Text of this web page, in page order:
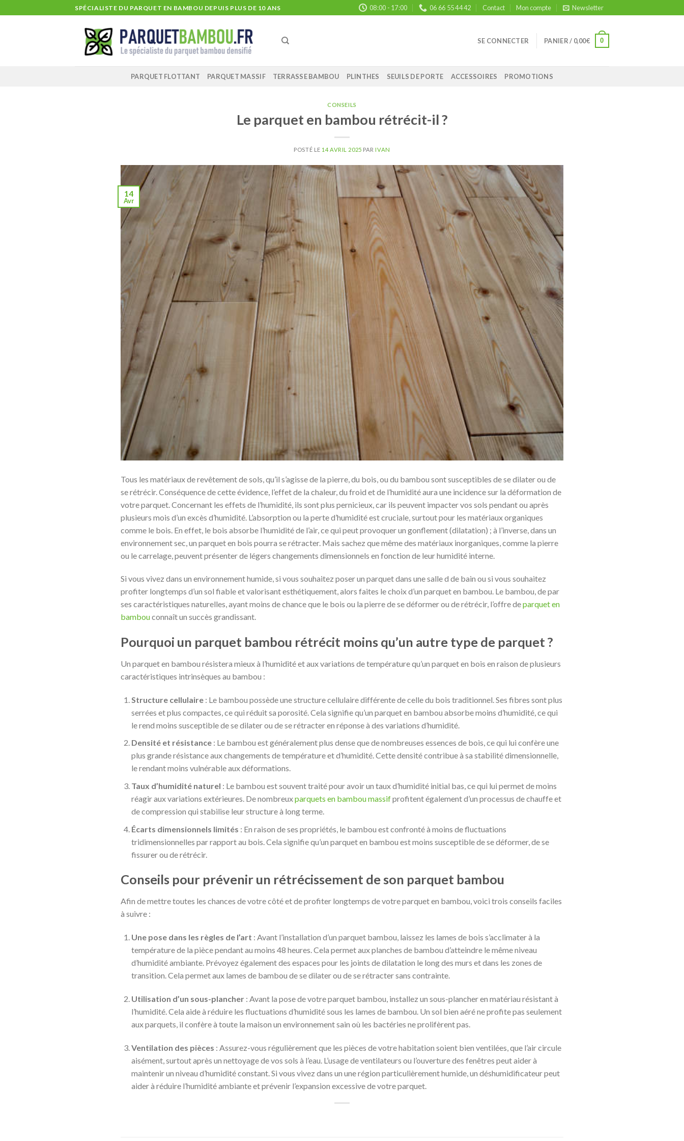
to
SPÉCIALISTE DU PARQUET EN BAMBOU DEPUIS PLUS DE 10 ANS 08:00 - 17:00 06 66 55 44 42 Contact Mon compte Newsletter
SE CONNECTER PANIER / 0,00€ 0
PARQUET FLOTTANT PARQUET MASSIF TERRASSE BAMBOU PLINTHES SEUILS DE PORTE ACCESSOIRES PROMOTIONS
CONSEILS
Le parquet en bambou rétrécit-il ?
POSTÉ LE 14 AVRIL 2025 PARIVAN
14
Avr
Tous les matériaux de revêtement de sols, qu’il s’agisse de la pierre, du bois, ou du bambou sont susceptibles de se dilater ou de
se rétrécir. Conséquence de cette évidence, l’effet de la chaleur, du froid et de l’humidité aura une incidence sur la déformation de
votre parquet. Concernant les effets de l’humidité, ils sont plus pernicieux, car ils peuvent impacter vos sols pendant ou après
plusieurs mois d’un excès d’humidité. L’absorption ou la perte d’humidité est cruciale, surtout pour les matériaux organiques
comme le bois. En effet, le bois absorbe l’humidité de l’air, ce qui peut provoquer un gonflement (dilatation) ; à l’inverse, dans un
environnement sec, un parquet en bois pourra se rétracter. Mais sachez que même des matériaux inorganiques, comme la pierre
ou le carrelage, peuvent présenter de légers changements dimensionnels en fonction de leur humidité interne.
Si vous vivez dans un environnement humide, si vous souhaitez poser un parquet dans une salle d de bain ou si vous souhaitez
profiter longtemps d’un sol fiable et valorisant esthétiquement, alors faites le choix d’un parquet en bambou. Le bambou, de par
ses caractéristiques naturelles, ayant moins de chance que le bois ou la pierre de se déformer ou de rétrécir, l’offre deparquet en
bambouconnaît un succès grandissant.
Pourquoi un parquet bambou rétrécit moins qu’un autre type de parquet ?
Un parquet en bambou résistera mieux à l’humidité et aux variations de température qu’un parquet en bois en raison de plusieurs
caractéristiques intrinsèques au bambou :
Structure cellulaire: Le bambou possède une structure cellulaire différente de celle du bois traditionnel. Ses fibres sont plus
serrées et plus compactes, ce qui réduit sa porosité. Cela signifie qu’un parquet en bambou absorbe moins d’humidité, ce qui
le rend moins susceptible de se dilater ou de se rétracter en réponse à des variations d’humidité.
Densité et résistance : Le bambou est généralement plus dense que de nombreuses essences de bois, ce qui lui confère une
plus grande résistance aux changements de température et d’humidité. Cette densité contribue à sa stabilité dimensionnelle,
le rendant moins vulnérable aux déformations.
Taux d’humidité naturel : Le bambou est souvent traité pour avoir un taux d’humidité initial bas, ce qui lui permet de moins
réagir aux variations extérieures. De nombreuxparquets en bambou massifprofitent également d’un processus de chauffe et
de compression qui stabilise leur structure à long terme.
Écarts dimensionnels limités : En raison de ses propriétés, le bambou est confronté à moins de fluctuations
tridimensionnelles par rapport au bois. Cela signifie qu’un parquet en bambou est moins susceptible de se déformer, de se
fissurer ou de rétrécir.
Conseils pour prévenir un rétrécissement de son parquet bambou
Afin de mettre toutes les chances de votre côté et de profiter longtemps de votre parquet en bambou, voici trois conseils faciles
à suivre :
Une pose dans les règles de l’art : Avant l’installation d’un parquet bambou, laissez les lames de bois s’acclimater à la
température de la pièce pendant au moins 48 heures. Cela permet aux planches de bambou d’atteindre le même niveau
d’humidité ambiante. Prévoyez également des espaces pour les joints de dilatation le long des murs et dans les zones de
transition. Cela permet aux lames de bambou de se dilater ou de se rétracter sans contrainte.
Utilisation d’un sous-plancher : Avant la pose de votre parquet bambou, installez un sous-plancher en matériau résistant à
l’humidité. Cela aide à réduire les fluctuations d’humidité sous les lames de bambou. Un sol bien aéré ne profite pas seulement
aux parquets, il confère à toute la maison un environnement sain où les bactéries ne prolifèrent pas.
Ventilation des pièces : Assurez-vous régulièrement que les pièces de votre habitation soient bien ventilées, que l’air circule
aisément, surtout après un nettoyage de vos sols à l’eau. L’usage de ventilateurs ou l’ouverture des fenêtres peut aider à
maintenir un niveau d’humidité constant. Si vous vivez dans un une région particulièrement humide, un déshumidificateur peut
aider à réduire l’humidité ambiante et prévenir l’expansion excessive de votre parquet.